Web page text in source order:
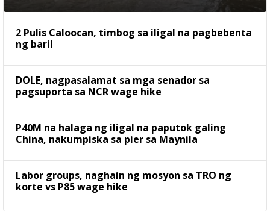
2 Pulis Caloocan, timbog sa iligal na pagbebenta
ng baril
DOLE, nagpasalamat sa mga senador sa
pagsuporta sa NCR wage hike
P40M na halaga ng iligal na paputok galing
China, nakumpiska sa pier sa Maynila
Labor groups, naghain ng mosyon sa TRO ng
korte vs P85 wage hike